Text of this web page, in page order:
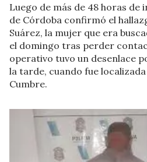
Luego de más de 48 horas de
de Córdoba confirmó el
Suárez, la mujer que era
el domingo tras perder
operativo tuvo un desenlace
la tarde, cuando fue
Cumbre.